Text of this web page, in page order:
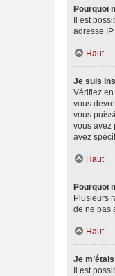
Pourquoi
Il est
adresse
Haut
Je suis
Vérifiez
vous
vous
vous avez
avez
Haut
Pourquoi
Plusieurs
de ne pas
Haut
Je
Il est